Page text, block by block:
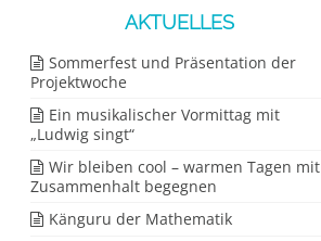
AKTUELLES
Sommerfest und Präsentation der
Projektwoche
Ein musikalischer Vormittag mit
„Ludwig singt“
Wir bleiben cool – warmen Tagen mit
Zusammenhalt begegnen
Känguru der Mathematik